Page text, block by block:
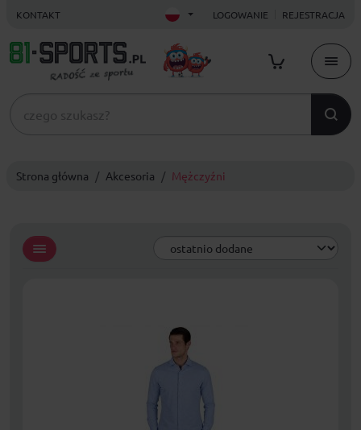
KONTAKT LOGOWANIE REJESTRACJA
Strona główna Akcesoria Mężczyźni